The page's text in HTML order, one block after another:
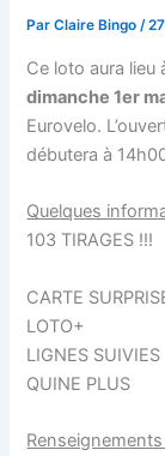
ParClaire Bingo/
Ce loto aura lieu
dimanche 1er
Eurovelo.
débutera à
Quelques
103 TIRAGES !!!
CARTE
LOTO+
LIGNES SUIVIES
QUINE PLUS